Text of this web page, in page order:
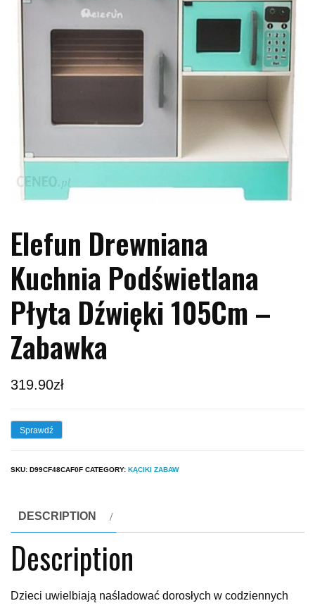
Elefun Drewniana
Kuchnia Podświetlana
Płyta Dźwięki 105Cm –
Zabawka
319.90zł
Sprawdź
SKU: D99CF48CAF0F CATEGORY: KĄCIKI ZABAW
DESCRIPTION
Description
Dzieci uwielbiają naśladować dorosłych w codziennych